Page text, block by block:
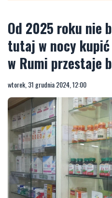
Od 2025 roku nie
tutaj w nocy
w Rumi przestaje
wtorek, 31 grudnia 2024, 12:00